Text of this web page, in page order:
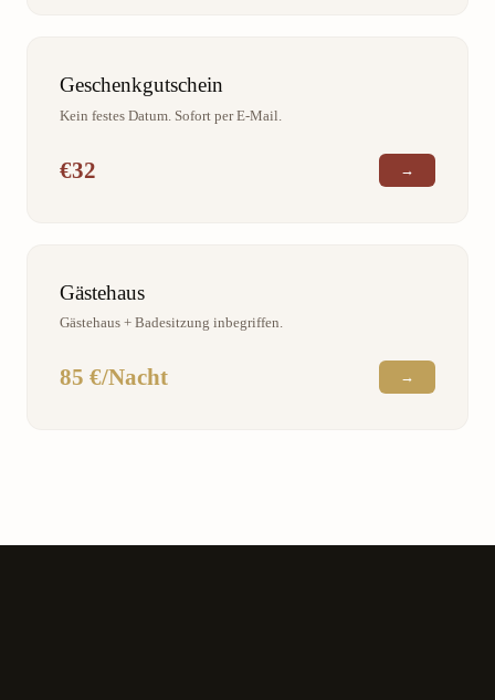
Geschenkgutschein
Kein festes Datum. Sofort per E-Mail.
€32 →
Gästehaus
Gästehaus + Badesitzung inbegriffen.
85 €/Nacht →